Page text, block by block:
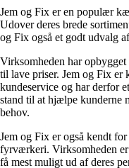
Jem og Fix er en populær
Udover deres brede
og Fix også et godt udvalg
Virksomheden har
til lave priser. Jem og Fix er
kundeservice og har derfor
stand til at hjælpe kunderne
behov.
Jem og Fix er også kendt
fyrværkeri. Virksomheden
få mest muligt ud af deres